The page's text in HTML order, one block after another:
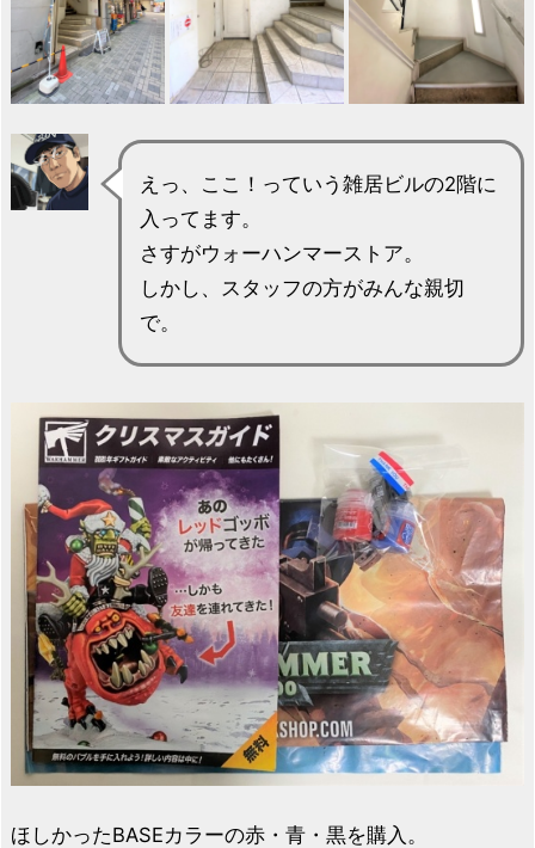
えっ、ここ！っていう雑居ビルの2階に
入ってます。
さすがウォーハンマーストア。
しかし、スタッフの方がみんな親切
で。
ほしかったBASEカラーの赤・青・黒を購入。